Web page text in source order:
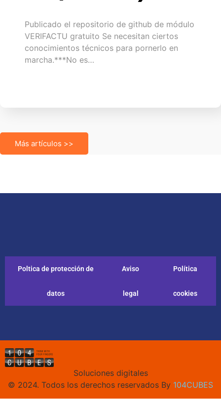
Publicado el repositorio de github de módulo
VERIFACTU gratuito Se necesitan ciertos
conocimientos técnicos para pornerlo en
marcha.***No es…
Más artículos >>
Poltica de protección de
datos
Aviso
legal
Política
cookies
Soluciones digitales
© 2024. Todos los derechos reservados By 104CUBES